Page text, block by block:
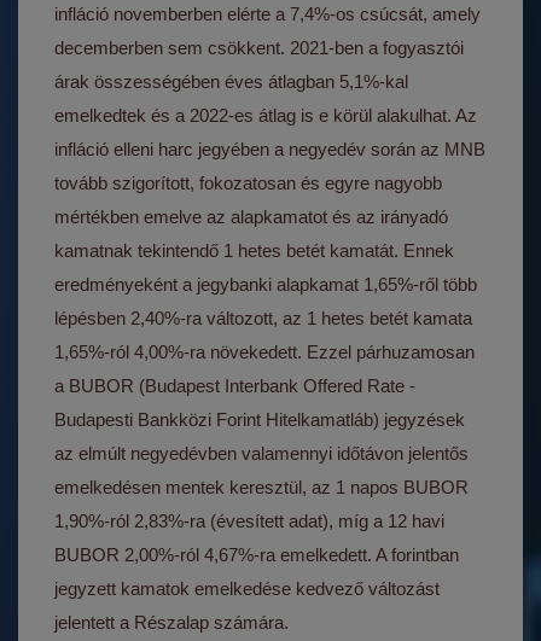
infláció novemberben elérte a 7,4%-os csúcsát, amely
decemberben sem csökkent. 2021-ben a fogyasztói
árak összességében éves átlagban 5,1%-kal
emelkedtek és a 2022-es átlag is e körül alakulhat. Az
infláció elleni harc jegyében a negyedév során az MNB
tovább szigorított, fokozatosan és egyre nagyobb
mértékben emelve az alapkamatot és az irányadó
kamatnak tekintendő 1 hetes betét kamatát. Ennek
eredményeként a jegybanki alapkamat 1,65%-ről több
lépésben 2,40%-ra változott, az 1 hetes betét kamata
1,65%-ról 4,00%-ra növekedett. Ezzel párhuzamosan
a BUBOR (Budapest Interbank Offered Rate -
Budapesti Bankközi Forint Hitelkamatláb) jegyzések
az elmúlt negyedévben valamennyi időtávon jelentős
emelkedésen mentek keresztül, az 1 napos BUBOR
1,90%-ról 2,83%-ra (évesített adat), míg a 12 havi
BUBOR 2,00%-ról 4,67%-ra emelkedett. A forintban
jegyzett kamatok emelkedése kedvező változást
jelentett a Részalap számára.